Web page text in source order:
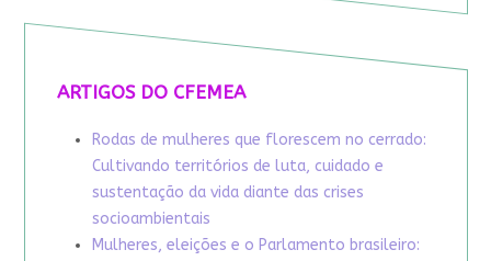
ARTIGOS DO CFEMEA
Rodas de mulheres que florescem no cerrado:
Cultivando territórios de luta, cuidado e
sustentação da vida diante das crises
socioambientais
Mulheres, eleições e o Parlamento brasileiro: